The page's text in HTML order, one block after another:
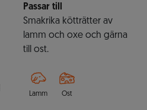
Passar till
Smakrika kötträtter av
lamm och oxe och gärna
till ost.
Lamm Ost